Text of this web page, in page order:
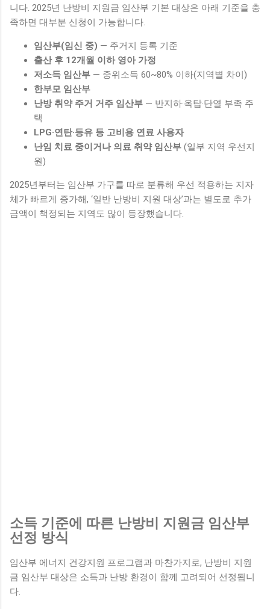
니다. 2025년 난방비 지원금 임산부 기본 대상은 아래 기준을 충
족하면 대부분 신청이 가능합니다.
임산부(임신 중) — 주거지 등록 기준
출산 후 12개월 이하 영아 가정
저소득 임산부 — 중위소득 60~80% 이하(지역별 차이)
한부모 임산부
난방 취약 주거 거주 임산부 — 반지하·옥탑·단열 부족 주
택
LPG·연탄·등유 등 고비용 연료 사용자
난임 치료 중이거나 의료 취약 임산부 (일부 지역 우선지
원)
2025년부터는 임산부 가구를 따로 분류해 우선 적용하는 지자
체가 빠르게 증가해, ‘일반 난방비 지원 대상’과는 별도로 추가
금액이 책정되는 지역도 많이 등장했습니다.
소득 기준에 따른 난방비 지원금 임산부
선정 방식
임산부 에너지 건강지원 프로그램과 마찬가지로, 난방비 지원
금 임산부 대상은 소득과 난방 환경이 함께 고려되어 선정됩니
다.